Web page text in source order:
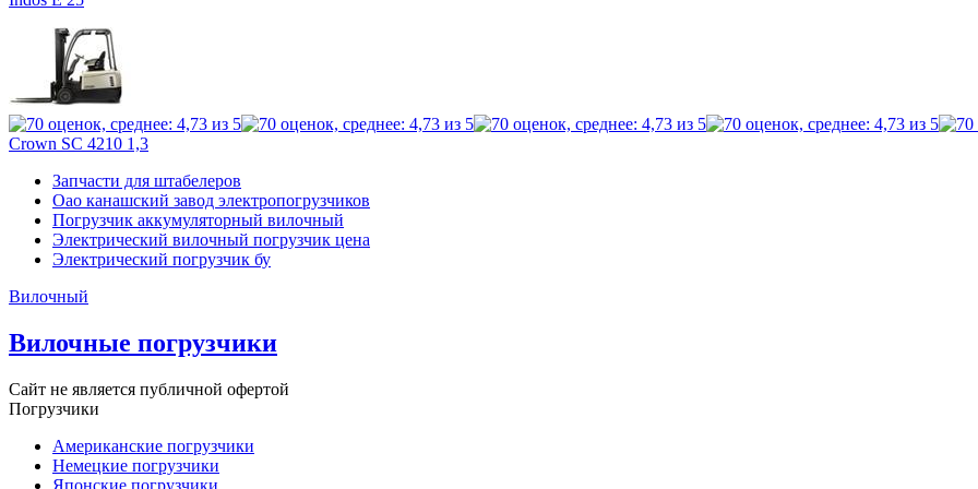
Crown SC 4210 1,3
Запчасти для штабелеров
Оао канашский завод электропогрузчиков
Погрузчик аккумуляторный вилочный
Электрический вилочный погрузчик цена
Электрический погрузчик бу
Вилочный
Вилочные погрузчики
Сайт не является публичной офертой
Погрузчики
Американские погрузчики
Немецкие погрузчики